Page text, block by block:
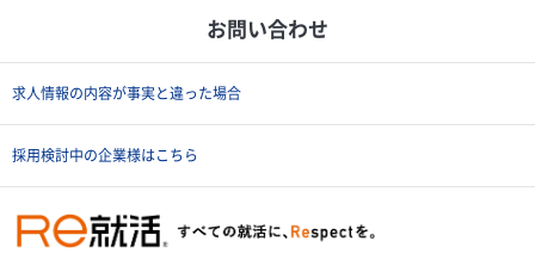
お問い合わせ
求人情報の内容が事実と違った場合
採用検討中の企業様はこちら